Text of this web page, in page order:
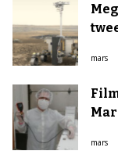
mars
mars